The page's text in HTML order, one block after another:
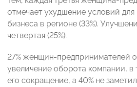
отмечает ухудшение условий для
бизнеса в регионе (33%).
четвертая (25%).
27% женщин-предпринимателей
увеличение оборота компании, в
его сокращение, а 40% не